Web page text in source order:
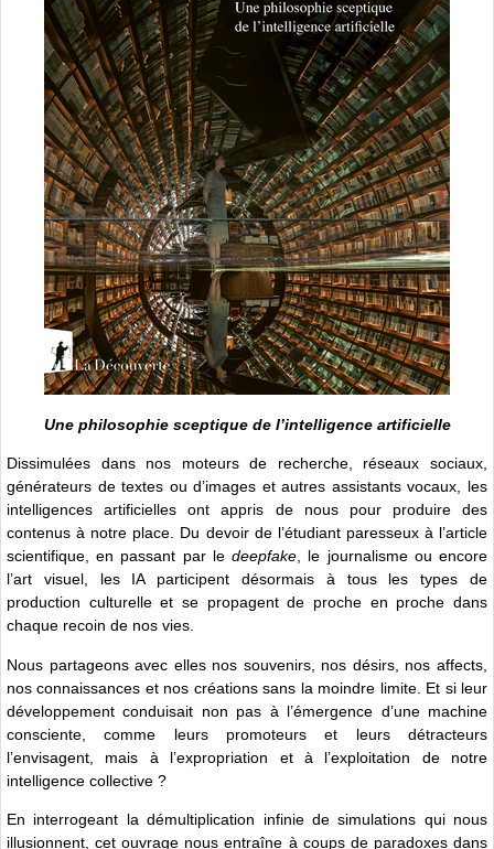
Une philosophie sceptique de l’intelligence artificielle
Dissimulées dans nos moteurs de recherche, réseaux sociaux,
générateurs de textes ou d’images et autres assistants vocaux, les
intelligences artificielles ont appris de nous pour produire des
contenus à notre place. Du devoir de l’étudiant paresseux à l’article
scientifique, en passant par ledeepfake, le journalisme ou encore
l’art visuel, les IA participent désormais à tous les types de
production culturelle et se propagent de proche en proche dans
chaque recoin de nos vies.
Nous partageons avec elles nos souvenirs, nos désirs, nos affects,
nos connaissances et nos créations sans la moindre limite. Et si leur
développement conduisait non pas à l’émergence d’une machine
consciente, comme leurs promoteurs et leurs détracteurs
l’envisagent, mais à l’expropriation et à l’exploitation de notre
intelligence collective ?
En interrogeant la démultiplication infinie de simulations qui nous
illusionnent, cet ouvrage nous entraîne à coups de paradoxes dans